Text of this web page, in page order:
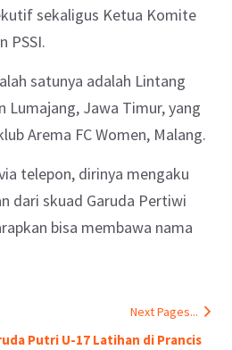
sekaligus Ketua Komite
PSSI.
satunya adalah Lintang
Lumajang, Jawa Timur, yang
Arema FC Women, Malang.
telepon, dirinya mengaku
dari skuad Garuda Pertiwi
bisa membawa nama
Next Pages...
Putri U-17 Latihan di Prancis